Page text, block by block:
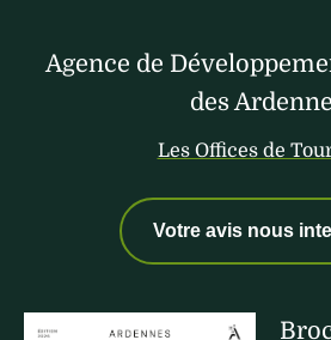
Agence de
des
Les Offices de
Votre avis nous